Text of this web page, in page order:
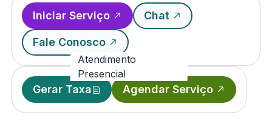
Iniciar Serviço Chat
Fale Conosco
Atendimento
Presencial
Gerar Taxa Agendar Serviço